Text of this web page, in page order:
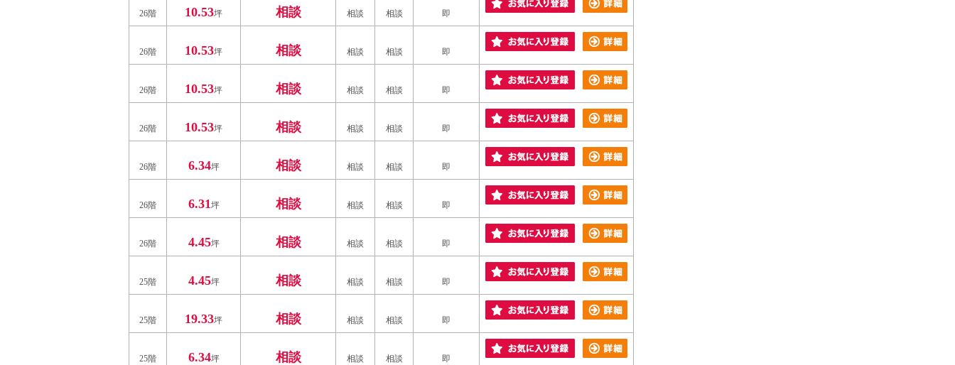
26階 10.53坪 相談 相談 相談 即
26階 10.53坪 相談 相談 相談 即
26階 10.53坪 相談 相談 相談 即
26階 10.53坪 相談 相談 相談 即
26階 6.34坪 相談 相談 相談 即
26階 6.31坪 相談 相談 相談 即
26階 4.45坪 相談 相談 相談 即
25階 4.45坪 相談 相談 相談 即
25階 19.33坪 相談 相談 相談 即
25階 6.34坪 相談 相談 相談 即